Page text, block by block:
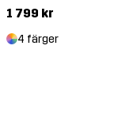
1 799 kr
4 färger